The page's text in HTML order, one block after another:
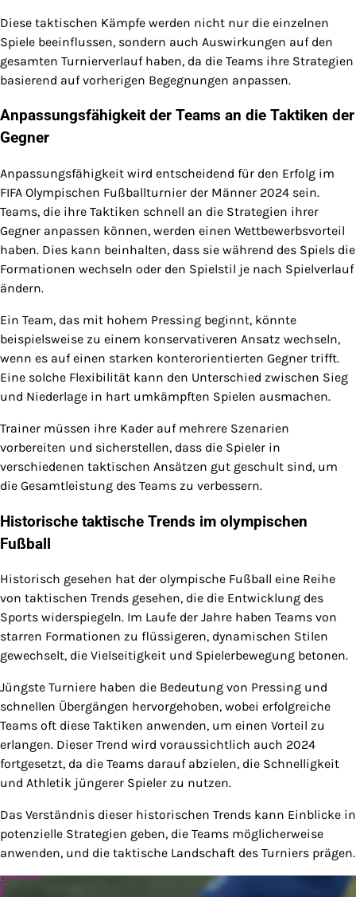
Diese taktischen Kämpfe werden nicht nur die einzelnen
Spiele beeinflussen, sondern auch Auswirkungen auf den
gesamten Turnierverlauf haben, da die Teams ihre Strategien
basierend auf vorherigen Begegnungen anpassen.
Anpassungsfähigkeit der Teams an die Taktiken der
Gegner
Anpassungsfähigkeit wird entscheidend für den Erfolg im
FIFA Olympischen Fußballturnier der Männer 2024 sein.
Teams, die ihre Taktiken schnell an die Strategien ihrer
Gegner anpassen können, werden einen Wettbewerbsvorteil
haben. Dies kann beinhalten, dass sie während des Spiels die
Formationen wechseln oder den Spielstil je nach Spielverlauf
ändern.
Ein Team, das mit hohem Pressing beginnt, könnte
beispielsweise zu einem konservativeren Ansatz wechseln,
wenn es auf einen starken konterorientierten Gegner trifft.
Eine solche Flexibilität kann den Unterschied zwischen Sieg
und Niederlage in hart umkämpften Spielen ausmachen.
Trainer müssen ihre Kader auf mehrere Szenarien
vorbereiten und sicherstellen, dass die Spieler in
verschiedenen taktischen Ansätzen gut geschult sind, um
die Gesamtleistung des Teams zu verbessern.
Historische taktische Trends im olympischen
Fußball
Historisch gesehen hat der olympische Fußball eine Reihe
von taktischen Trends gesehen, die die Entwicklung des
Sports widerspiegeln. Im Laufe der Jahre haben Teams von
starren Formationen zu flüssigeren, dynamischen Stilen
gewechselt, die Vielseitigkeit und Spielerbewegung betonen.
Jüngste Turniere haben die Bedeutung von Pressing und
schnellen Übergängen hervorgehoben, wobei erfolgreiche
Teams oft diese Taktiken anwenden, um einen Vorteil zu
erlangen. Dieser Trend wird voraussichtlich auch 2024
fortgesetzt, da die Teams darauf abzielen, die Schnelligkeit
und Athletik jüngerer Spieler zu nutzen.
Das Verständnis dieser historischen Trends kann Einblicke in
potenzielle Strategien geben, die Teams möglicherweise
anwenden, und die taktische Landschaft des Turniers prägen.